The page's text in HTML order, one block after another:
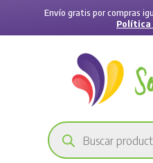
Envío gratis por compras
Política
Búsqueda
de
productos